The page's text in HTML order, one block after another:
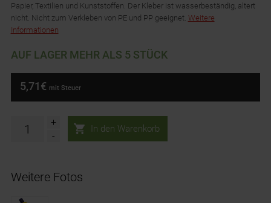
Papier, Textilien und Kunststoffen. Der Kleber ist wasserbeständig, altert
nicht. Nicht zum Verkleben von PE und PP geeignet. Weitere
Informationen
AUF LAGER MEHR ALS 5 STÜCK
5,71€ mit Steuer
+
-
Weitere Fotos